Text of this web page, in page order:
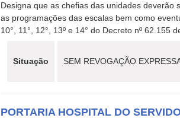
Designa que as chefias das unidades
as programações das escalas bem como
10°, 11°, 12°, 13º e 14° do Decreto nº 62.155
Situação SEM REVOGAÇÃO
PORTARIA HOSPITAL DO